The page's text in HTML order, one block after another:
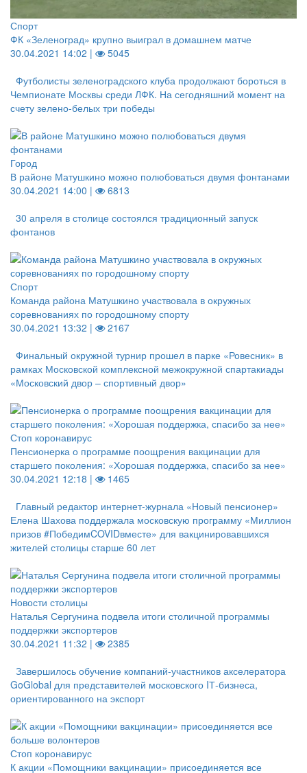
Спорт
ФК «Зеленоград» крупно выиграл в домашнем матче
30.04.2021 14:02 |
5045
Футболисты зеленоградского клуба продолжают бороться в
Чемпионате Москвы среди ЛФК. На сегодняшний момент на
счету зелено-белых три победы
Город
В районе Матушкино можно полюбоваться двумя фонтанами
30.04.2021 14:00 |
6813
30 апреля в столице состоялся традиционный запуск
фонтанов
Спорт
Команда района Матушкино участвовала в окружных
соревнованиях по городошному спорту
30.04.2021 13:32 |
2167
Финальный окружной турнир прошел в парке «Ровесник» в
рамках Московской комплексной межокружной спартакиады
«Московский двор – спортивный двор»
Стоп коронавирус
Пенсионерка о программе поощрения вакцинации для
старшего поколения: «Хорошая поддержка, спасибо за нее»
30.04.2021 12:18 |
1465
Главный редактор интернет-журнала «Новый пенсионер»
Елена Шахова поддержала московскую программу «Миллион
призов #ПобедимCOVIDвместе» для вакцинировавшихся
жителей столицы старше 60 лет
Новости столицы
Наталья Сергунина подвела итоги столичной программы
поддержки экспортеров
30.04.2021 11:32 |
2385
Завершилось обучение компаний-участников акселератора
GoGlobal для представителей московского IТ-бизнеса,
ориентированного на экспорт
Стоп коронавирус
К акции «Помощники вакцинации» присоединяется все